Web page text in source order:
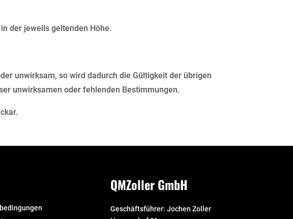
der jeweils geltenden Höhe.
unwirksam, so wird dadurch die Gültigkeit der übrigen
unwirksamen oder fehlenden Bestimmungen.
QMZoller GmbH
Geschäftsführer: Jochen Zoller